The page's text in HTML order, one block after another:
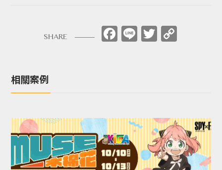
SHARE Facebook
LineTwitter
相關案例